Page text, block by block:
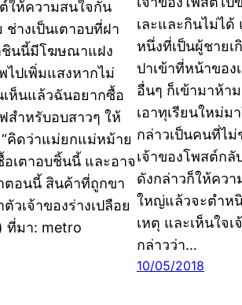
ให้ความสนใจกัน
างเป็นเตาอบที่ฝา
ชินนี้มีโฆษณาแฝง
ไปเพิ่มแสงหากไม่
เห็นแล้วฉันอยากซื้อ
สำหรับอบสาวๆ ให้
“คิดว่าแม่ยกแม่หม้าย
เตาอบชิ้นนี้ และอาจ
ตอนนี้ สินค้าที่ถูกขา
วเจ้าของร่างเปลือย
ที่มา: metro
เละและกินไม่ได้
หนึ่งที่เป็นผู้ชายเ
ปาเข้าที่หน้าขอ
อื่นๆ ก็เข้ามาห้า
เอาทุเรียนใหม่
กล่าวเป็นคนที่ไม่
เจ้าของโพสต์ก
ดังกล่าวก็ให้คว
ใหญ่แล้วจะตำห
เหตุ และเห็นใจ
กล่าวว่า…
10/05/2018